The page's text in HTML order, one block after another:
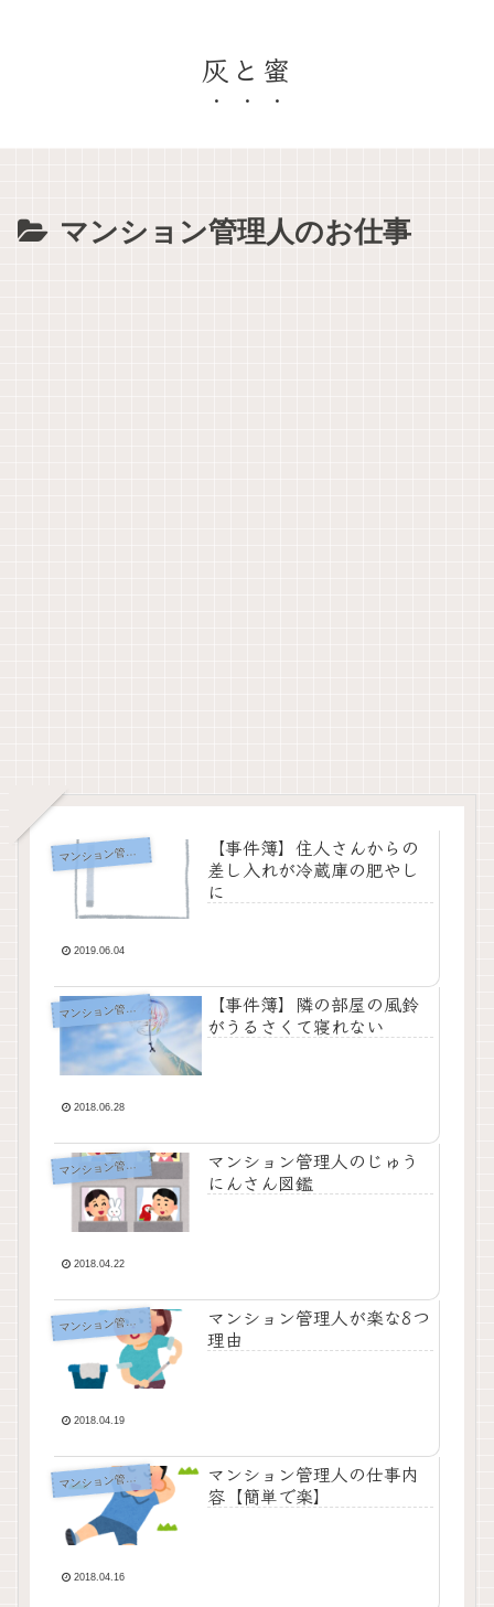
灰と蜜
マンション管理人のお仕事
マンション管理人の事件簿
【事件簿】住人さんからの
差し入れが冷蔵庫の肥やし
に
2019.06.04
マンション管理人のお仕事
【事件簿】隣の部屋の風鈴
がうるさくて寝れない
2018.06.28
マンション管理人のお仕事
マンション管理人のじゅう
にんさん図鑑
2018.04.22
マンション管理人のお仕事
マンション管理人が楽な8つ
理由
2018.04.19
マンション管理人のお仕事
マンション管理人の仕事内
容【簡単で楽】
2018.04.16